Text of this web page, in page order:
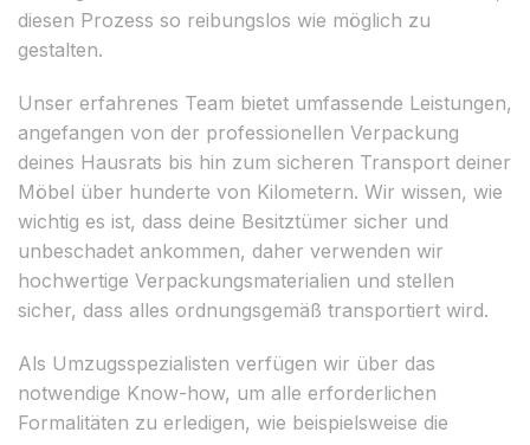
diesen Prozess so reibungslos wie möglich zu
gestalten.
Unser erfahrenes Team bietet umfassende Leistungen,
angefangen von der professionellen Verpackung
deines Hausrats bis hin zum sicheren Transport deiner
Möbel über hunderte von Kilometern. Wir wissen, wie
wichtig es ist, dass deine Besitztümer sicher und
unbeschadet ankommen, daher verwenden wir
hochwertige Verpackungsmaterialien und stellen
sicher, dass alles ordnungsgemäß transportiert wird.
Als Umzugsspezialisten verfügen wir über das
notwendige Know-how, um alle erforderlichen
Formalitäten zu erledigen, wie beispielsweise die